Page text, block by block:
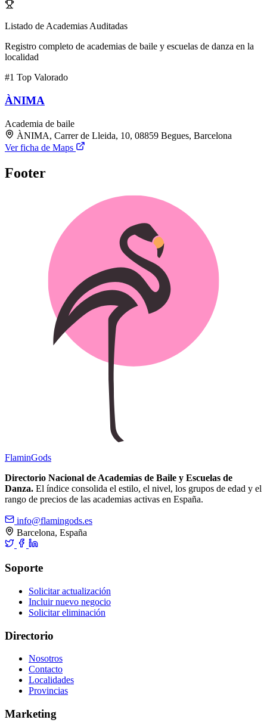
Listado de Academias Auditadas
Registro completo de academias de baile y escuelas de danza en la
localidad
#1 Top Valorado
ÀNIMA
Academia de baile
ÀNIMA, Carrer de Lleida, 10, 08859 Begues, Barcelona
Ver ficha de Maps
Footer
FlaminGods
Directorio Nacional de Academias de Baile y Escuelas de
Danza. El índice consolida el estilo, el nivel, los grupos de edad y el
rango de precios de las academias activas en España.
info@flamingods.es
Barcelona, España
Soporte
Solicitar actualización
Incluir nuevo negocio
Solicitar eliminación
Directorio
Nosotros
Contacto
Localidades
Provincias
Marketing